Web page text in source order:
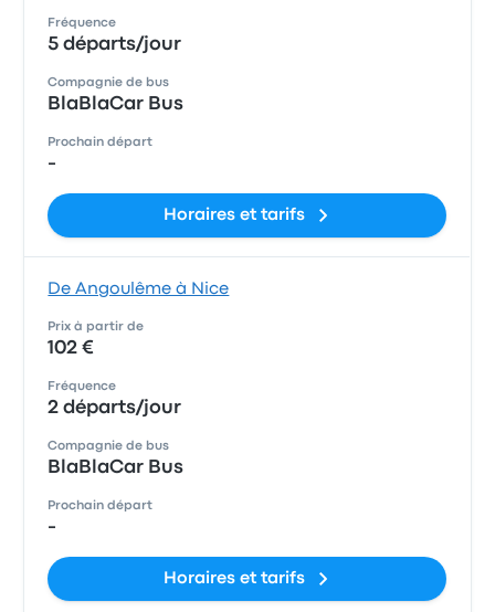
Fréquence
5 départs/jour
Compagnie de bus
BlaBlaCar Bus
Prochain départ
-
Horaires et tarifs
De Angoulême à Nice
Prix à partir de
102 €
Fréquence
2 départs/jour
Compagnie de bus
BlaBlaCar Bus
Prochain départ
-
Horaires et tarifs